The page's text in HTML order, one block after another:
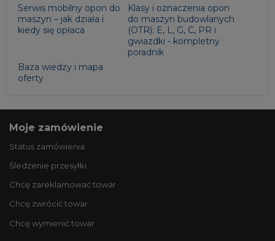
Serwis mobilny opon do
maszyn – jak działa i
kiedy się opłaca
Klasy i oznaczenia opon
do maszyn budowlanych
(OTR): E, L, G, C, PR i
gwiazdki - kompletny
poradnik
Baza wiedzy i mapa
oferty
Moje zamówienie
Status zamówienia
Śledzenie przesyłki
Chcę zareklamować towar
Chcę zwrócić towar
Chcę wymienić towar